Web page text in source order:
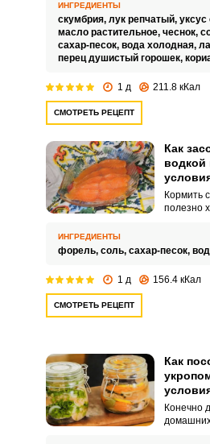
Соленая
стать
ИНГРЕДИЕНТЫ
скумбрия, лук репчатый, уксус
масло растительное, чеснок,
сахар-песок, вода холодная,
перец душистый горошек,
1 д 211.8 кКал
СМОТРЕТЬ РЕЦЕПТ
Как
Кормить
полезно
ИНГРЕДИЕНТЫ
форель, соль, сахар-песок,
1 д 156.4 кКал
СМОТРЕТЬ РЕЦЕПТ
Как
Конечно